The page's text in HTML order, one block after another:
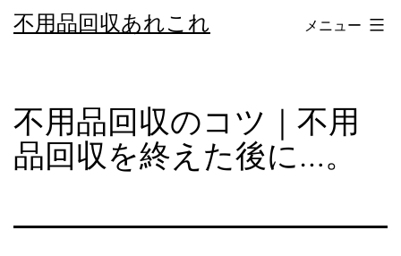
コ
ン
へ
キ
不用品回収あれこれ メニュー
不用品回収のコツ｜不用
品回収を終えた後に…。